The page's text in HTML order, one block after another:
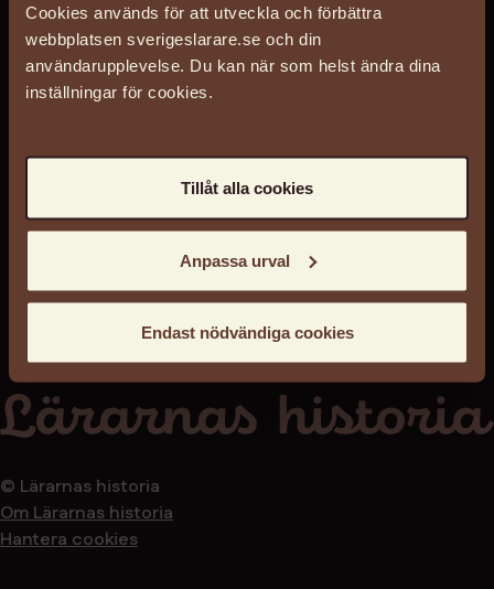
Cookies används för att utveckla och förbättra
webbplatsen sverigeslarare.se och din
användarupplevelse. Du kan när som helst ändra dina
inställningar för cookies.
Tillåt alla cookies
Anpassa urval
Endast nödvändiga cookies
© Lärarnas historia
Om Lärarnas historia
Hantera cookies